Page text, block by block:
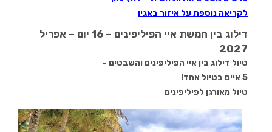
לקריאה נוספת על איזור באגיו
דילוג בין חמשת איי הפיליפינים – 16 יום – אפריל
2027
טיול דילוג בין איי הפיליפינים והשבטים –
5 איים בטיול אחד!
טיול מאורגן לפיליפינים